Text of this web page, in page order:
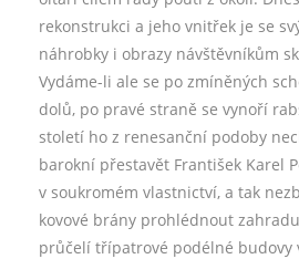
rekonstrukci a jeho vnitřek je se
náhrobky i obrazy návštěvníkům
Vydáme-li ale se po zmíněných
dolů, po pravé straně se vynoří
století ho z renesanční podoby
barokní přestavět František Karel
v soukromém vlastnictví, a tak
kovové brány prohlédnout
průčelí třípatrové podélné budovy